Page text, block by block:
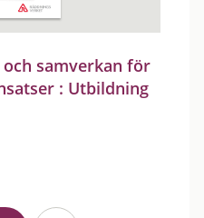
samverkan för
: Utbildning